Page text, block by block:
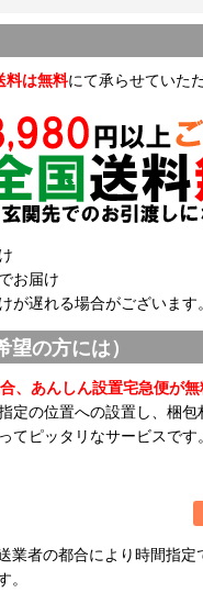
料は無料にて承らせていた
お届け
遅れる場合がございます。
の方には）
、あんしん設置宅急便が無
定の位置への設置し、梱包
てピッタリなサービスです。
業者の都合により時間指定
。